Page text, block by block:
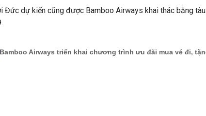
Đức dự kiến cũng được Bamboo Airways khai thác bằng tàu